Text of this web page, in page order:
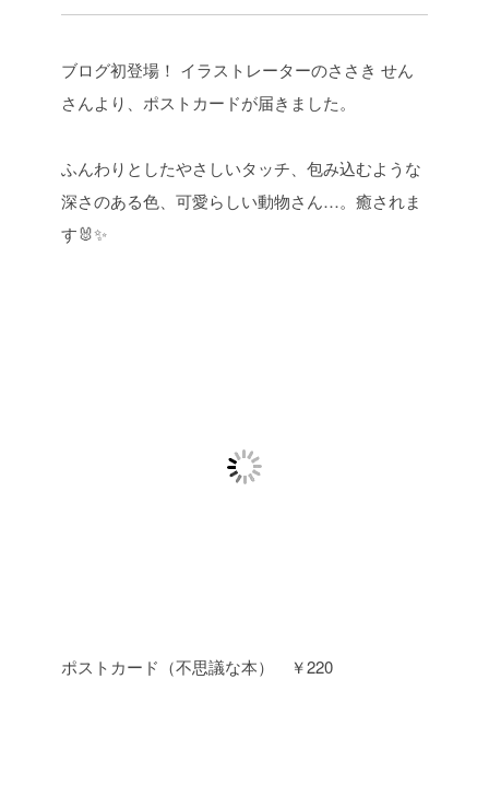
ブログ初登場！ イラストレーターのささき せん
さんより、ポストカードが届きました。
ふんわりとしたやさしいタッチ、包み込むような
深さのある色、可愛らしい動物さん…。癒されま
す🐰✨
ポストカード（不思議な本） ￥220